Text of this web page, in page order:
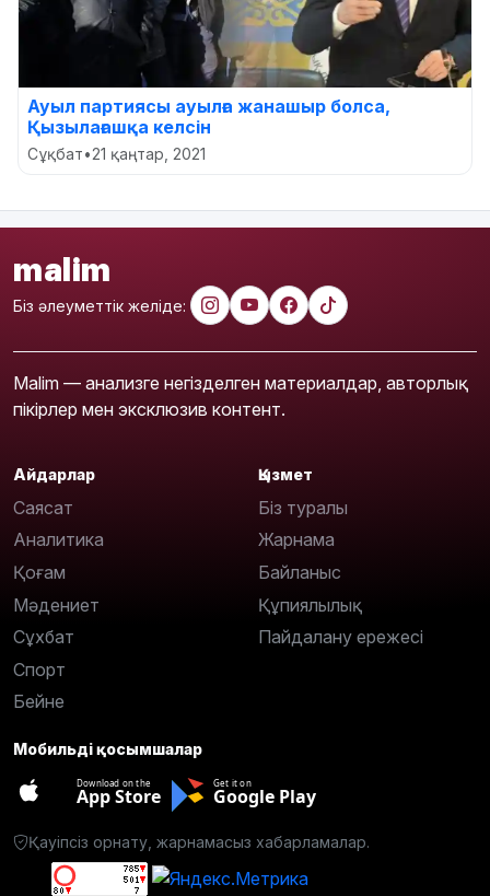
Ауыл партиясы ауылға жанашыр болса,
Қызылағашқа келсін
Сұқбат•21 қаңтар, 2021
malim
Біз әлеуметтік желіде:
Malim — анализге негізделген материалдар, авторлық
пікірлер мен эксклюзив контент.
Айдарлар
Саясат
Аналитика
Қоғам
Мәдениет
Сұхбат
Спорт
Бейне
Қызмет
Біз туралы
Жарнама
Байланыс
Құпиялылық
Пайдалану ережесі
Мобильді қосымшалар
Download on the
App Store
Get it on
Google Play
Қауіпсіз орнату, жарнамасыз хабарламалар.